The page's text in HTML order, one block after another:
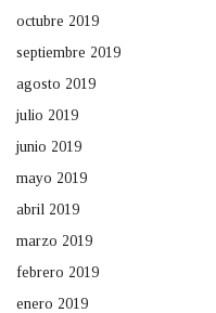
octubre 2019
septiembre 2019
agosto 2019
julio 2019
junio 2019
mayo 2019
abril 2019
marzo 2019
febrero 2019
enero 2019